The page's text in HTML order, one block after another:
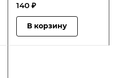
140 ₽
В корзину